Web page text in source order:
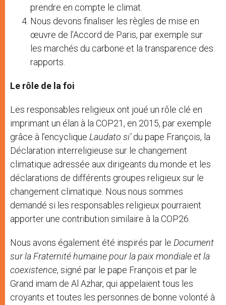
prendre en compte le climat.
Nous devons finaliser les règles de mise en
œuvre de l’Accord de Paris, par exemple sur
les marchés du carbone et la transparence des
rapports.
Le rôle de la foi
Les responsables religieux ont joué un rôle clé en
imprimant un élan à la COP21, en 2015, par exemple
grâce à l’encyclique Laudato si’du pape François, la
Déclaration interreligieuse sur le changement
climatique adressée aux dirigeants du monde et les
déclarations de différents groupes religieux sur le
changement climatique. Nous nous sommes
demandé si les responsables religieux pourraient
apporter une contribution similaire à la COP26.
Nous avons également été inspirés par le Document
sur la Fraternité humaine pour la paix mondiale et la
coexistence, signé par le pape François et par le
Grand imam de Al Azhar, qui appelaient tous les
croyants et toutes les personnes de bonne volonté à